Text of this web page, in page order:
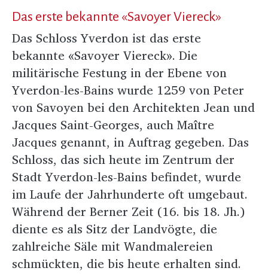
Das erste bekannte «Savoyer Viereck»
Das Schloss Yverdon ist das erste
bekannte «Savoyer Viereck». Die
militärische Festung in der Ebene von
Yverdon-les-Bains wurde 1259 von Peter
von Savoyen bei den Architekten Jean und
Jacques Saint-Georges, auch Maître
Jacques genannt, in Auftrag gegeben. Das
Schloss, das sich heute im Zentrum der
Stadt Yverdon-les-Bains befindet, wurde
im Laufe der Jahrhunderte oft umgebaut.
Während der Berner Zeit (16. bis 18. Jh.)
diente es als Sitz der Landvögte, die
zahlreiche Säle mit Wandmalereien
schmückten, die bis heute erhalten sind.